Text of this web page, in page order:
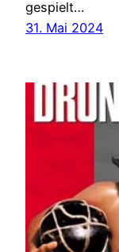
gespielt…
31. Mai 2024